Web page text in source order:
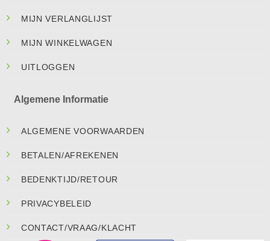
MIJN VERLANGLIJST
MIJN WINKELWAGEN
UITLOGGEN
Algemene Informatie
ALGEMENE VOORWAARDEN
BETALEN/AFREKENEN
BEDENKTIJD/RETOUR
PRIVACYBELEID
CONTACT/VRAAG/KLACHT